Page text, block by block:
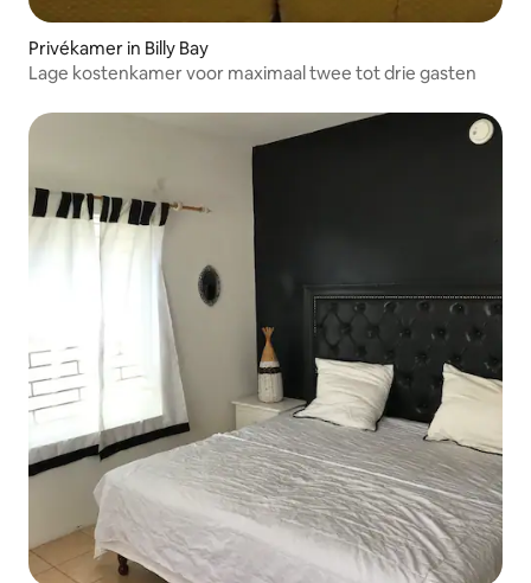
Privékamer in Billy Bay
Lage kostenkamer voor maximaal twee tot drie gasten